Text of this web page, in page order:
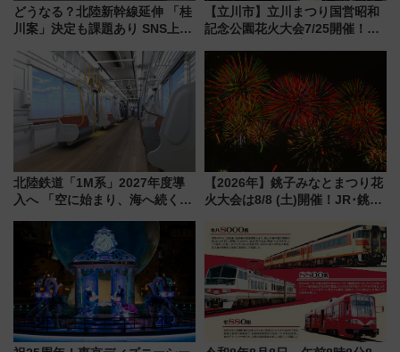
どうなる？北陸新幹線延伸 「桂
川案」決定も課題あり SNS上の
【立川市】立川まつり国営昭和
記念公園花火大会7/25開催！
混雑に要注意、その理由は
北陸鉄道「1M系」2027年度導
入へ 「空に始まり、海へ続く」
神秘的なデザイン
【2026年】銚子みなとまつり花
火大会は8/8 (土)開催！JR･銚子
報、利根川に咲く8,000発の大迫
力＆屋台を満喫